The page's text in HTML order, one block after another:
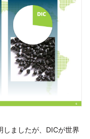
しましたが、DICが世界